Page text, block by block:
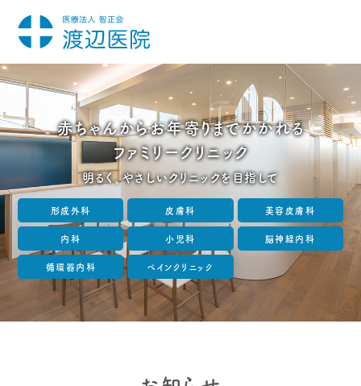
赤ちゃんからお年寄りまでかかれる
ファミリークリニック
明るく、やさしいクリニックを目指して
形成外科 皮膚科 美容皮膚科
内科 小児科 脳神経内科
循環器内科 ペインクリニック